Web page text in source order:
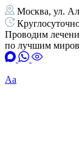
Москва, ул.
Проводим
по лучшим
Аа